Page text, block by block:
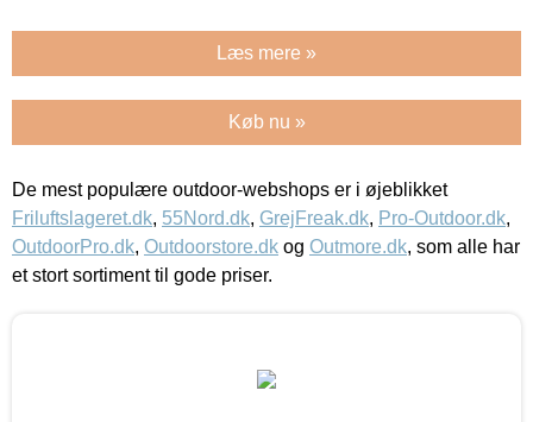
Læs mere »
Køb nu »
De mest populære outdoor-webshops er i øjeblikket
Friluftslageret.dk, 55Nord.dk, GrejFreak.dk, Pro-Outdoor.dk,
OutdoorPro.dk, Outdoorstore.dk og Outmore.dk, som alle har
et stort sortiment til gode priser.